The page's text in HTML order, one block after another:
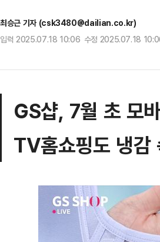
최승근 기자 (csk3480@dailian.co.kr)
입력 2025.07.18 10:06 수정 2025.07.18
GS샵, 7월 초 모
TV홈쇼핑도 냉